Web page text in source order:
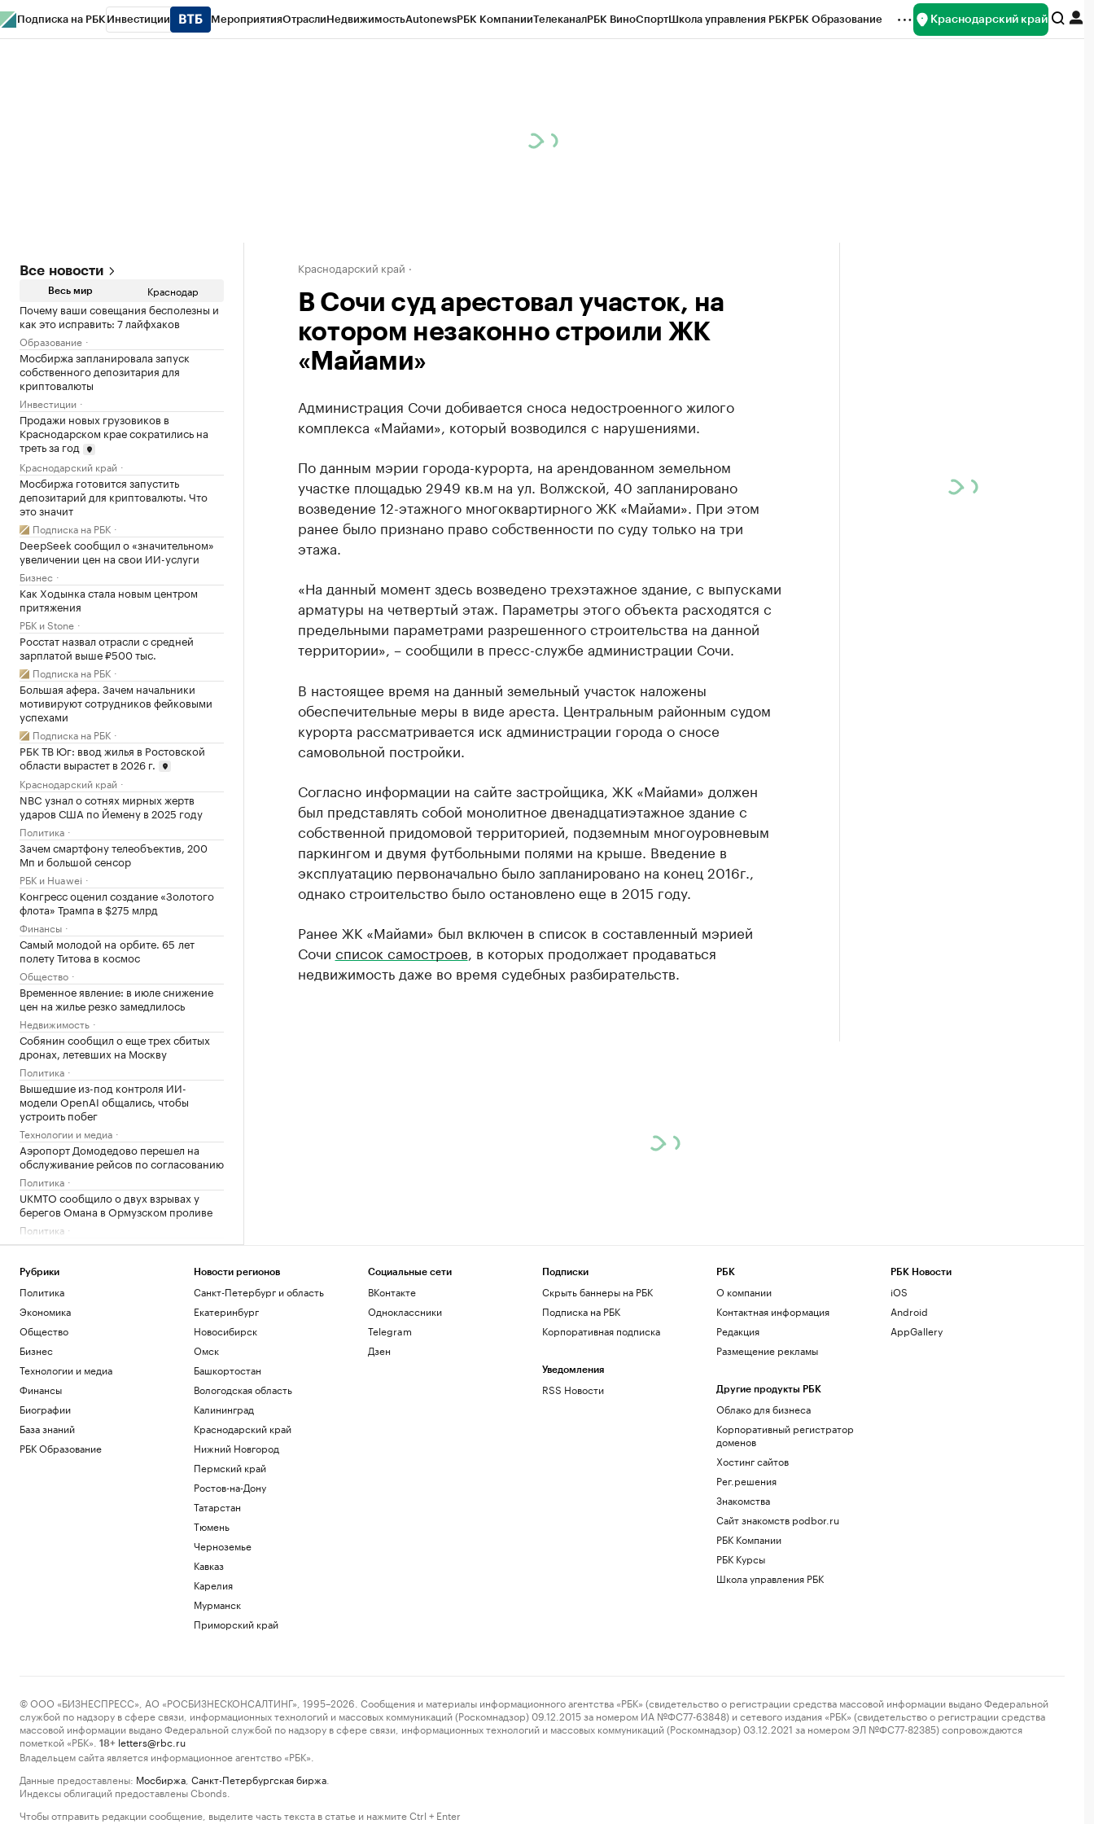
Подписка на РБК Инвестиции МероприятияОтраслиНедвижимостьAutonewsРБК КомпанииТелеканалРБК ВиноСпортШкола управления РБКРБК Образование Краснодарский край
Все новости
Весь мир Краснодар
Почему ваши совещания бесполезны и
как это исправить: 7 лайфхаков
Образование
Мосбиржа запланировала запуск
собственного депозитария для
криптовалюты
Инвестиции
Продажи новых грузовиков в
Краснодарском крае сократились на
треть за год
Краснодарский край
Мосбиржа готовится запустить
депозитарий для криптовалюты. Что
это значит
Подписка на РБК
DeepSeek сообщил о «значительном»
увеличении цен на свои ИИ-услуги
Бизнес
Как Ходынка стала новым центром
притяжения
РБК и Stone
Росстат назвал отрасли с средней
зарплатой выше ₽500 тыс.
Подписка на РБК
Большая афера. Зачем начальники
мотивируют сотрудников фейковыми
успехами
Подписка на РБК
РБК ТВ Юг: ввод жилья в Ростовской
области вырастет в 2026 г.
Краснодарский край
NBC узнал о сотнях мирных жертв
ударов США по Йемену в 2025 году
Политика
Зачем смартфону телеобъектив, 200
Мп и большой сенсор
РБК и Huawei
Конгресс оценил создание «Золотого
флота» Трампа в $275 млрд
Финансы
Самый молодой на орбите. 65 лет
полету Титова в космос
Общество
Временное явление: в июле снижение
цен на жилье резко замедлилось
Недвижимость
Собянин сообщил о еще трех сбитых
дронах, летевших на Москву
Политика
Вышедшие из-под контроля ИИ-
модели OpenAI общались, чтобы
устроить побег
Технологии и медиа
Аэропорт Домодедово перешел на
обслуживание рейсов по согласованию
Политика
UKMTO сообщило о двух взрывах у
берегов Омана в Ормузском проливе
Политика
NYT узнала о создании ЦРУ тайной
Политика
В американском штате объявили ЧС в
энергетике из-за украинского
конфликта
Политика
Загрузить еще
Краснодарский край
В Сочи суд арестовал участок, на
котором незаконно строили ЖК
«Майами»
Администрация Сочи добивается сноса недостроенного жилого
комплекса «Майами», который возводился с нарушениями.
По данным мэрии города-курорта, на арендованном земельном
участке площадью 2949 кв.м на ул. Волжской, 40 запланировано
возведение 12-этажного многоквартирного ЖК «Майами». При этом
ранее было признано право собственности по суду только на три
этажа.
«На данный момент здесь возведено трехэтажное здание, с выпусками
арматуры на четвертый этаж. Параметры этого объекта расходятся с
предельными параметрами разрешенного строительства на данной
территории», – сообщили в пресс-службе администрации Сочи.
В настоящее время на данный земельный участок наложены
обеспечительные меры в виде ареста. Центральным районным судом
курорта рассматривается иск администрации города о сносе
самовольной постройки.
Согласно информации на сайте застройщика, ЖК «Майами» должен
был представлять собой монолитное двенадцатиэтажное здание с
собственной придомовой территорией, подземным многоуровневым
паркингом и двумя футбольными полями на крыше. Введение в
эксплуатацию первоначально было запланировано на конец 2016г.,
однако строительство было остановлено еще в 2015 году.
Ранее ЖК «Майами» был включен в список в составленный мэрией
Сочи список самостроев , в которых продолжает продаваться
недвижимость даже во время судебных разбирательств.
Рубрики
Политика
Экономика
Общество
Бизнес
Технологии и медиа
Финансы
Биографии
База знаний
РБК Образование
Новости регионов
Санкт-Петербург и область
Екатеринбург
Новосибирск
Омск
Башкортостан
Вологодская область
Калининград
Краснодарский край
Нижний Новгород
Пермский край
Ростов-на-Дону
Татарстан
Тюмень
Черноземье
Кавказ
Карелия
Мурманск
Приморский край
Социальные сети
ВКонтакте
Одноклассники
Telegram
Дзен
Подписки
Скрыть баннеры на РБК
Подписка на РБК
Корпоративная подписка
Уведомления
RSS Новости
РБК
О компании
Контактная информация
Редакция
Размещение рекламы
Другие продукты РБК
Облако для бизнеса
Корпоративный регистратор
доменов
Хостинг сайтов
Рег.решения
Знакомства
Сайт знакомств podbor.ru
РБК Компании
РБК Курсы
Школа управления РБК
РБК Новости
iOS
Android
AppGallery
© ООО «БИЗНЕСПРЕСС», АО «РОСБИЗНЕСКОНСАЛТИНГ», 1995–2026. Сообщения и материалы информационного агентства «РБК» (свидетельство о регистрации средства массовой информации выдано Федеральной
службой по надзору в сфере связи, информационных технологий и массовых коммуникаций (Роскомнадзор) 09.12.2015 за номером ИА №ФС77-63848) и сетевого издания «РБК» (свидетельство о регистрации средства
массовой информации выдано Федеральной службой по надзору в сфере связи, информационных технологий и массовых коммуникаций (Роскомнадзор) 03.12.2021 за номером ЭЛ №ФС77-82385) сопровождаются
пометкой «РБК».
18+ letters@rbc.ru
Владельцем сайта является информационное агентство «РБК».
Данные предоставлены: Мосбиржа Санкт-Петербургская биржа
Индексы облигаций предоставлены Cbonds.
Чтобы отправить редакции сообщение, выделите часть текста в статье и нажмите Ctrl + Enter